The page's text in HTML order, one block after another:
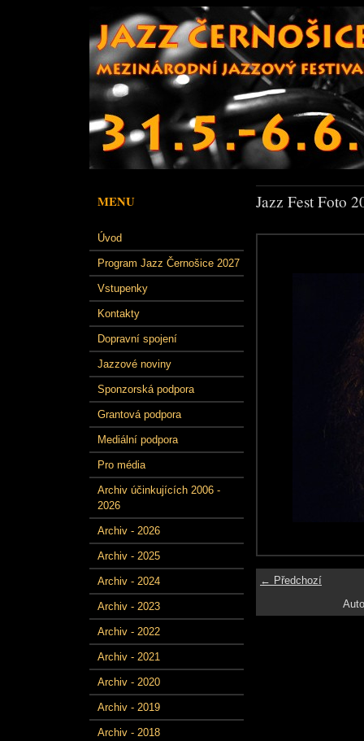
MENU
Úvod
Program Jazz Černošice 2027
Vstupenky
Kontakty
Dopravní spojení
Jazzové noviny
Sponzorská podpora
Grantová podpora
Mediální podpora
Pro média
Archiv účinkujících 2006 -
2026
Archiv - 2026
Archiv - 2025
Archiv - 2024
Archiv - 2023
Archiv - 2022
Archiv - 2021
Archiv - 2020
Archiv - 2019
Archiv - 2018
Jazz Fest Foto
← Předchozí